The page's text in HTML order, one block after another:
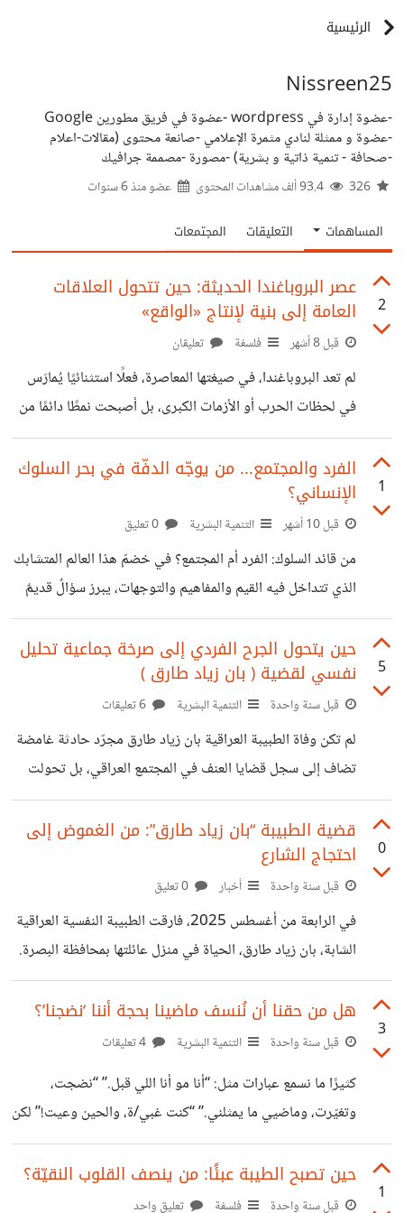
الرئيسية
Nissreen25
‏-عضوة إدارة في wordpress -عضوة في فريق مطورين Google
-عضوة و ممثلة لنادي مثمرة الإعلامي -صانعة محتوى (مقالات-اعلام
-صحافة - تنمية ذاتية و بشرية) -مصورة -مصممة جرافيك
عضو منذ6 سنوات
المساهمات التعليقات المجتمعات
2
عصر البروباغندا الحديثة: حين تتحول العلاقات
العامة إلى بنية لإنتاج «الواقع»
قبل 8 أشهر فلسفة تعليقان
لم تعد البروباغندا، في صيغتها المعاصرة، فعلًا استثنائيًا يُمارَس
في لحظات الحرب أو الأزمات الكبرى، بل أصبحت نمطًا دائمًا من
أنماط تنظيم المجال العام. وفي قلب هذا التحول، تقف العلاقات
العامة لا بوصفها ممارسة تواصلية بريئة، بل كأحد أهم التقنيات
التي يُعاد عبرها تعريف ما يُعتبر حقيقة، وما يُستبعَد بوصفه
هامشيًا أو غير ذي صلة. إن السؤال الحقيقي لم يعد: متى تكذب
العلاقات العامة؟ بل: متى تتحول إلى نظام معرفي يحدد مسبقًا
شروط التفكير الممكن؟ من الخطاب إلى النظام الخطابي
1
الفرد والمجتمع... من يوجّه الدفّة في بحر السلوك
الإنساني؟
قبل 10 أشهر التنمية البشرية
من قائد السلوك: الفرد أم المجتمع؟ في خضمّ هذا العالم المتشابك
الذي تتداخل فيه القيم والمفاهيم والتوجهات، يبرز سؤالٌ قديمٌ
متجدّد: من يقود سلوك الإنسان؟ هل هو الفرد بإرادته الحرة
واختياراته المستقلة، أم المجتمع بقوانينه وأعرافه وضغوطه التي
لا تُرى؟ سؤال يبدو بسيطًا في ظاهره، لكنه يحمل في أعماقه
جدلًا فلسفيًا ونفسيًا واجتماعيًا عميقًا، لأن الإجابة عليه تمسّ
جوهر العلاقة بين "الذات" و"الآخر"، بين "الحرية" و"الانتماء"،
وبين "الضمير" و"الرقابة الاجتماعية". أولًا: السلوك بين الحرية
5
حين يتحول الجرح الفردي إلى صرخة جماعية تحليل
نفسي لقضية ( بان زياد طارق )
قبل سنة واحدة التنمية البشرية
لم تكن وفاة الطبيبة العراقية بان زياد طارق مجرّد حادثة غامضة
تضاف إلى سجل قضايا العنف في المجتمع العراقي، بل تحولت
إلى مرآة واسعة عكست توتّرات نفسية واجتماعية وسياسية
دفينة. فبين الرواية الرسمية عن انتحارها، وبين آثار الطعن
والدماء والرسائل المرسومة على جدران الحمام، ولِغز الكاميرات
المعطلة، نشأ فراغٌ نفسي هائل: فراغ الحقيقة! انتحار أم قتل؟
سؤال الهوية الجمعية حين يشكّك الشارع في رواية الانتحار، فهو
لا يشكّك فقط في سبب موت بان، بل في صدق النظام
0
قضية الطبيبة “بان زياد طارق”: من الغموض إلى
احتجاج الشارع
قبل سنة واحدة أخبار
في الرابعة من أغسطس 2025، فارقت الطبيبة النفسية العراقية
الشابة، بان زياد طارق، الحياة في منزل عائلتها بمحافظة البصرة.
فقد بدا المشهد في بدايته مألوفًا: انتحار، كما أعلنه أقرباؤها. لكن
بمرور الأيام، تحولت الحادثة إلى قضية رأي عام مشحونة
بالغموض والغضب. 1. التباين بين “الانتحار” وروايات الطب
نفسية، لكن الفحص الأولي لجثتها أعاد طرح تساؤلات كبيرة. فقد
وُجدت عليها جروح غائرة، حضرية ومنتظمة على الذراعين،
وكدمات حول الرقبة والوجه، في غياب
3
هل من حقنا أن نُنسف ماضينا بحجة أننا ‘نضجنا’؟
قبل سنة واحدة التنمية البشرية
كثيرًا ما نسمع عبارات مثل: “أنا مو أنا اللي قبل.” “نضجت،
وتغيّرت، وماضيي ما يمثلني.” “كنت غبي/ة، والحين وعيت!” لكن
هل يُبرر هذا “الوعي الجديد” أن ننسف ماضينا بالكامل؟ هل يعني
النضج أن نمحو النسخ القديمة منا، ونتعامل معها وكأنها خطأ
يجب التبرؤ منه؟ أم أن كل نسخة منّا، مهما كانت مرتبكة أو
1
حين تصبح الطيبة عبئًا: من ينصف القلوب النقيّة؟
قبل سنة واحدة فلسفة تعليق واحد